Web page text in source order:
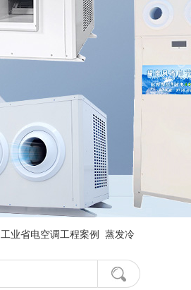
工业省电空调工程案例 蒸发冷